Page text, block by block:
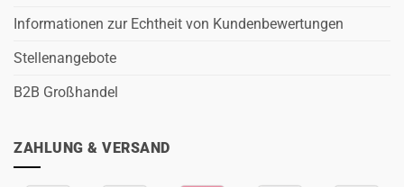
Informationen zur Echtheit von Kundenbewertungen
Stellenangebote
B2B Großhandel
ZAHLUNG & VERSAND